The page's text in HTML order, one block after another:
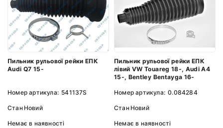
Пильник рульової рейки ЕПК
Audi Q7 15-
Номер артикула: 541137S
Стан Новий
Немає в наявності
Пильник рульової рейки ЕПК
лівий VW Touareg 18-, Audi A4
15-, Bentley Bentayga 16-
Номер артикула: 0.084284
Стан Новий
Немає в наявності